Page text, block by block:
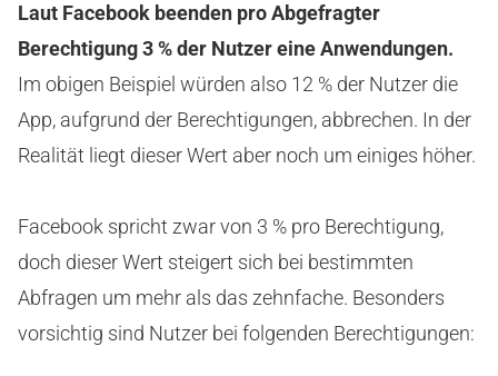
Laut Facebook beenden pro Abgefragter
Berechtigung 3 % der Nutzer eine Anwendungen.
Im obigen Beispiel würden also 12 % der Nutzer die
App, aufgrund der Berechtigungen, abbrechen. In der
Realität liegt dieser Wert aber noch um einiges höher.
Facebook spricht zwar von 3 % pro Berechtigung,
doch dieser Wert steigert sich bei bestimmten
Abfragen um mehr als das zehnfache. Besonders
vorsichtig sind Nutzer bei folgenden Berechtigungen: